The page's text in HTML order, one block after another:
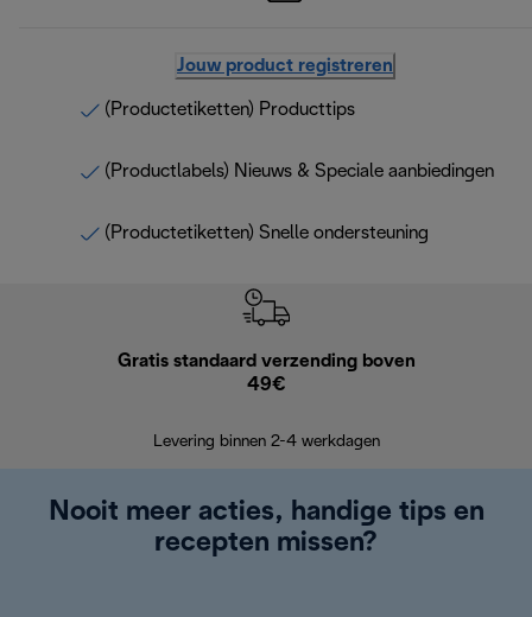
Jouw product registreren
(Productetiketten) Producttips
(Productlabels) Nieuws & Speciale aanbiedingen
(Productetiketten) Snelle ondersteuning
Gratis standaard verzending boven
49€
Levering binnen 2-4 werkdagen
Nooit meer acties, handige tips en
recepten missen?